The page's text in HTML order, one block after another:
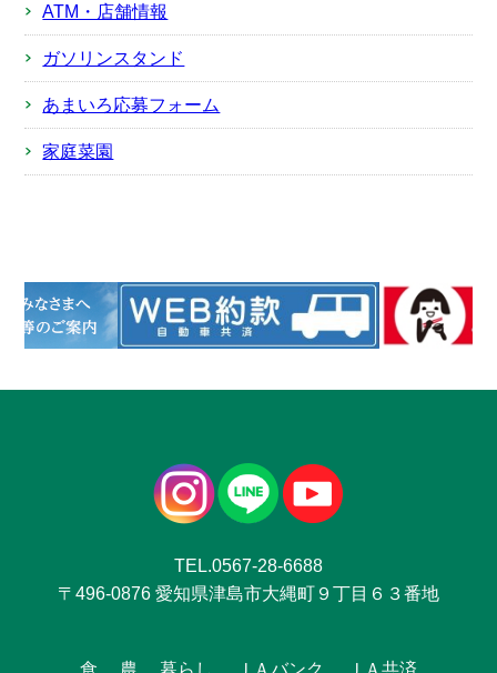
ATM・店舗情報
ガソリンスタンド
あまいろ応募フォーム
家庭菜園
TEL.0567-28-6688
〒496-0876 愛知県津島市大縄町９丁目６３番地
食 農 暮らし ＪＡバンク ＪＡ共済